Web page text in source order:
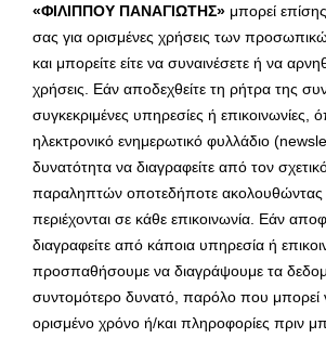
«ΦΙΛΙΠΠΟΥ ΠΑΝΑΓΙΩΤΗΣ» μπορεί
σας για ορισμένες χρήσεις των
και μπορείτε είτε να συναινέσετε ή να
χρήσεις. Εάν αποδεχθείτε τη ρήτρα της
συγκεκριμένες υπηρεσίες ή επικοινωνίες,
ηλεκτρονικό ενημερωτικό φυλλάδιο
δυνατότητα να διαγραφείτε από τον
παραληπτών οποτεδήποτε ακολουθώντας
περιέχονται σε κάθε επικοινωνία. Εάν
διαγραφείτε από κάποια υπηρεσία ή
προσπαθήσουμε να διαγράψουμε τα
συντομότερο δυνατό, παρόλο που μπορεί
ορισμένο χρόνο ή/και πληροφορίες πριν